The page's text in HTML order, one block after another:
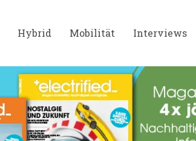
Hybrid Mobilität Interviews